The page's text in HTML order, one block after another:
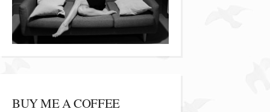
BUY ME A COFFEE